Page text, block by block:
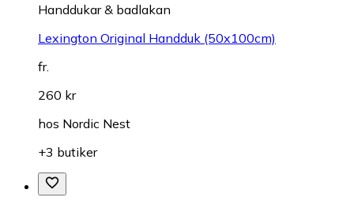
Handdukar & badlakan
Lexington Original Handduk (50x100cm)
fr.
260 kr
hos Nordic Nest
+3 butiker